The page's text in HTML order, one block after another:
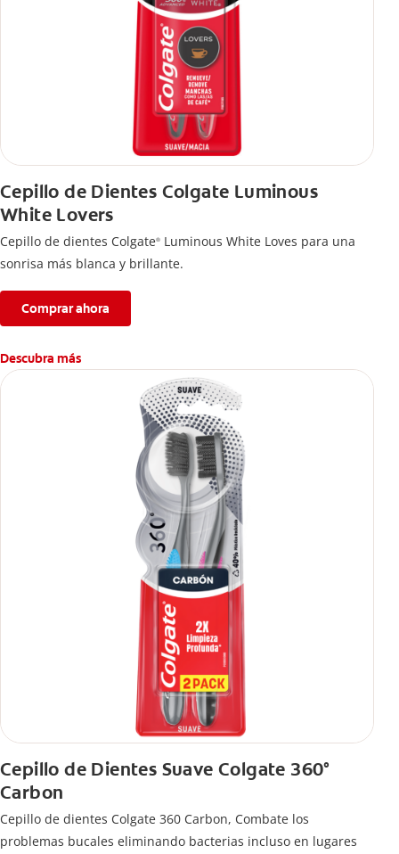
Cepillo de Dientes Colgate Luminous
White Lovers
Cepillo de dientes Colgate® Luminous White Loves para una
sonrisa más blanca y brillante.
Comprar ahora
Descubra más
Cepillo de Dientes Suave Colgate 360°
Carbon
Cepillo de dientes Colgate 360 ​​Carbon, Combate los
problemas bucales eliminando bacterias incluso en lugares